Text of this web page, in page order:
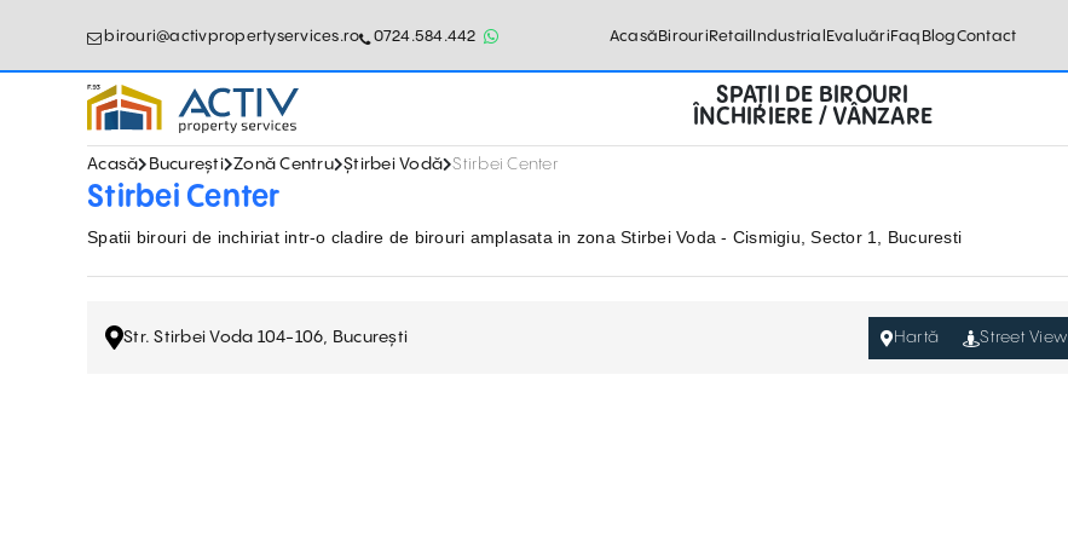
birouri@activpropertyservices.ro 0724.584.442 AcasăBirouriRetailIndustrialEvaluăriFaq BlogContact
SPAȚII DE BIROURI
ÎNCHIRIERE / VÂNZARE
Acasă București Zonă Centru Știrbei Vodă Stirbei Center
Stirbei Center
Spatii birouri de inchiriat intr-o cladire de birouri amplasata in zona Stirbei Voda - Cismigiu, Sector 1, Bucuresti
Str. Stirbei Voda 104-106, București Hartă Street View